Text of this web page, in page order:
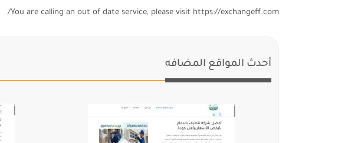
You are calling an out of date service, please visit https://exchangeff.com/
أحدث المواقع المضافه